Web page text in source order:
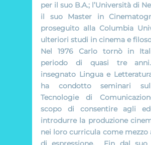
per il suo B.A.; l’Università di
il suo Master in
proseguito alla Columbia
ulteriori studi in cinema e
Nel 1976 Carlo tornò in
periodo di quasi tre
insegnato Lingua e
ha condotto seminari
Tecnologie di
scopo di consentire agli
introdurre la produzione
nei loro curricula come mezzo